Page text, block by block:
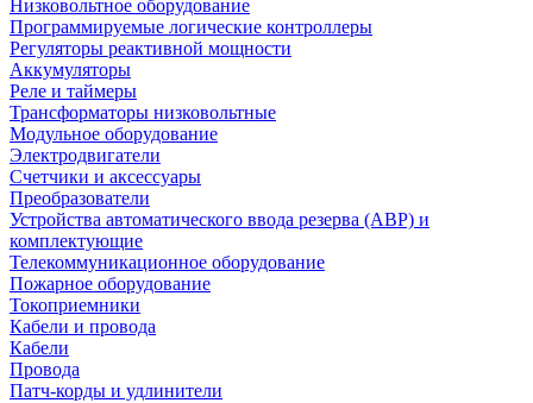
Низковольтное оборудование
Программируемые логические контроллеры
Регуляторы реактивной мощности
Аккумуляторы
Реле и таймеры
Трансформаторы низковольтные
Модульное оборудование
Электродвигатели
Счетчики и аксессуары
Преобразователи
Устройства автоматического ввода резерва (АВР) и
комплектующие
Телекоммуникационное оборудование
Пожарное оборудование
Токоприемники
Кабели и провода
Кабели
Провода
Патч-корды и удлинители